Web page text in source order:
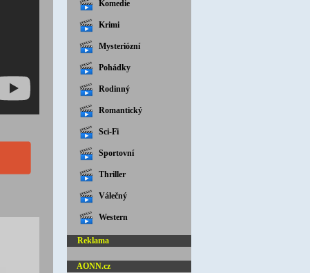
Komedie
Krimi
Mysteriózní
Pohádky
Rodinný
Romantický
Sci-Fi
Sportovní
Thriller
Válečný
Western
Reklama
AONN.cz